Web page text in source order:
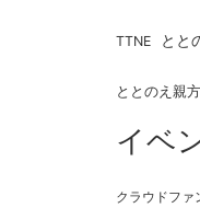
TTNE とと
ととのえ親方
イベ
クラウドファ